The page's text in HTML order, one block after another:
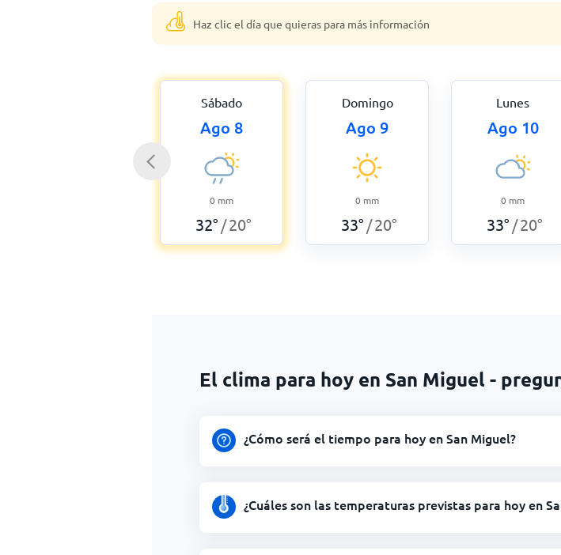
Haz clic el día que quieras para más información
Sábado
Ago 8
0 mm
32° /20°
Domingo
Ago 9
0 mm
33° /20°
Lunes
Ago 10
0 mm
33° /20°
El clima para hoy en San Miguel -
¿Cómo será el tiempo para hoy en San Miguel?
¿Cuáles son las temperaturas previstas para hoy en